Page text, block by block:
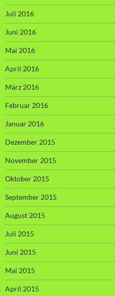
Juli 2016
Juni 2016
Mai 2016
April 2016
März 2016
Februar 2016
Januar 2016
Dezember 2015
November 2015
Oktober 2015
September 2015
August 2015
Juli 2015
Juni 2015
Mai 2015
April 2015